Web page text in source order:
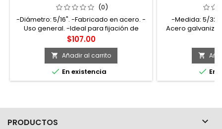
PIEZAS SURTEK
(0)
-Diámetro: 5/16". -Fabricado en acero. -
Uso general. -Ideal para fijación de
elementos metálicos.
Precio
$107.00
 Añadir al carrito
 En existencia
-Medida: 5/
Acero

 En
PRODUCTOS 